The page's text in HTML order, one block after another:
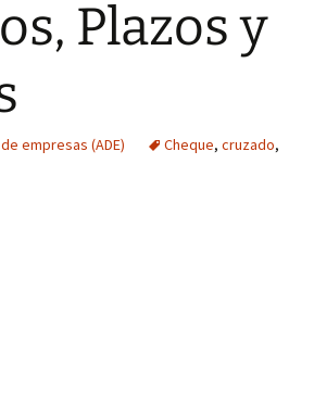
Plazos y
empresas (ADE) Cheque, cruzado,